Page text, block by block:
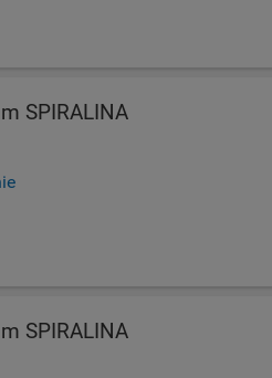
SPIRALINA
SPIRALINA